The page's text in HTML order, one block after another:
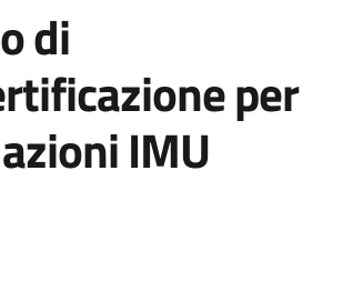
di
per
IMU